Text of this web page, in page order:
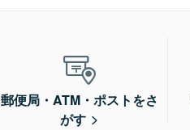
郵便局・ATM・ポストをさ
がす